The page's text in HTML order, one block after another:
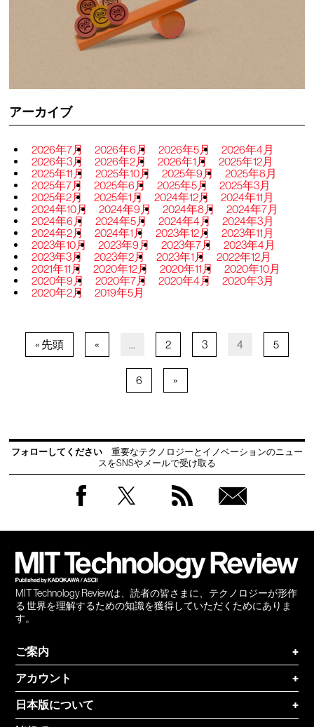
アーカイブ
2026年7月 2026年6月 2026年5月
2026年4月
2026年3月
2026年2月 2026年1月
2025年12月
2025年11月
2025年10月 2025年9月
2025年8月
2025年7月
2025年6月 2025年5月
2025年3月
2025年2月
2025年1月 2024年12月
2024年11月
2024年10月
2024年9月 2024年8月
2024年7月
2024年6月
2024年5月 2024年4月
2024年3月
2024年2月
2024年1月 2023年12月
2023年11月
2023年10月
2023年9月 2023年7月
2023年4月
2023年3月
2023年2月 2023年1月
2022年12月
2021年11月
2020年12月 2020年11月
2020年10月
2020年9月
2020年7月 2020年4月
2020年3月
2020年2月
2019年5月
« 先頭 « ... 2 3 4 5
6 »
フォローしてください
重要なテクノロジーとイノベーションのニュー
スをSNSやメールで受け取る
MIT Technology Reviewは、読者の皆さまに、テクノロジーが形作
る 世界を理解するための知識を獲得していただくためにありま
す。
ご案内
+
アカウント
+
日本版について
+